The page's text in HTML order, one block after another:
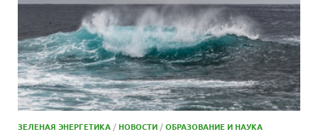
ЗЕЛЕНАЯ ЭНЕРГЕТИКА/НОВОСТИ/ОБРАЗОВАНИЕ И НАУКА